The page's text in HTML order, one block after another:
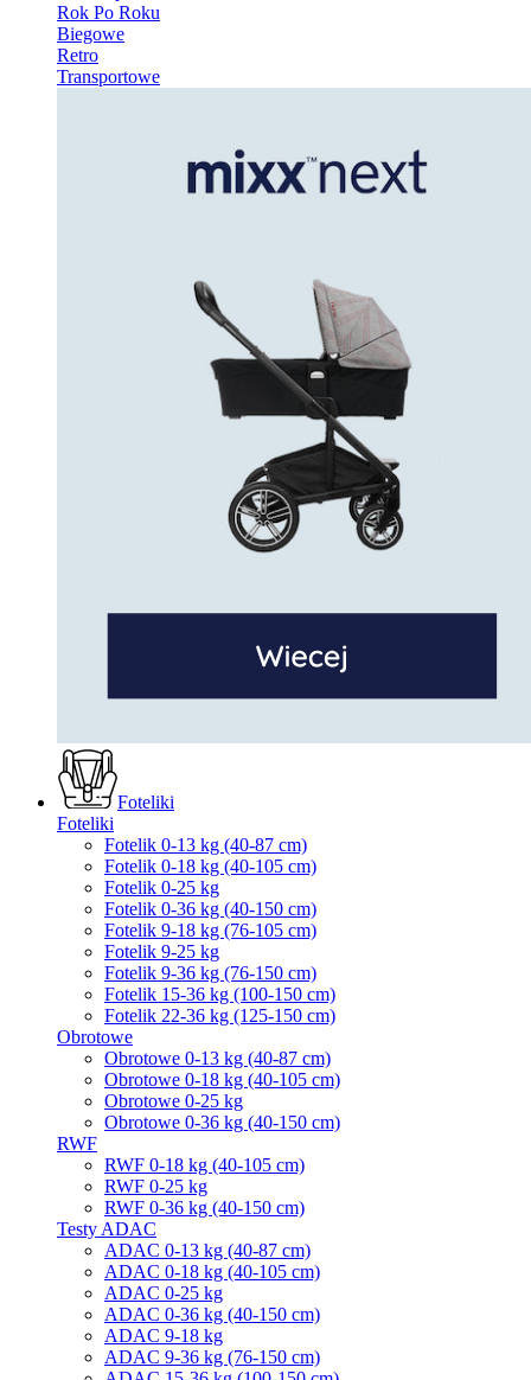
Rok Po Roku
Biegowe
Retro
Transportowe
Foteliki
Foteliki
Fotelik 0-13 kg (40-87 cm)
Fotelik 0-18 kg (40-105 cm)
Fotelik 0-25 kg
Fotelik 0-36 kg (40-150 cm)
Fotelik 9-18 kg (76-105 cm)
Fotelik 9-25 kg
Fotelik 9-36 kg (76-150 cm)
Fotelik 15-36 kg (100-150 cm)
Fotelik 22-36 kg (125-150 cm)
Obrotowe
Obrotowe 0-13 kg (40-87 cm)
Obrotowe 0-18 kg (40-105 cm)
Obrotowe 0-25 kg
Obrotowe 0-36 kg (40-150 cm)
RWF
RWF 0-18 kg (40-105 cm)
RWF 0-25 kg
RWF 0-36 kg (40-150 cm)
Testy ADAC
ADAC 0-13 kg (40-87 cm)
ADAC 0-18 kg (40-105 cm)
ADAC 0-25 kg
ADAC 0-36 kg (40-150 cm)
ADAC 9-18 kg
ADAC 9-36 kg (76-150 cm)